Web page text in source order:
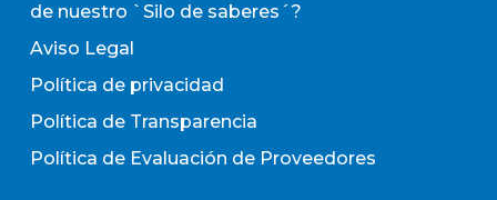
de nuestro `Silo de saberes´?
Aviso Legal
Política de privacidad
Política de Transparencia
Política de Evaluación de Proveedores